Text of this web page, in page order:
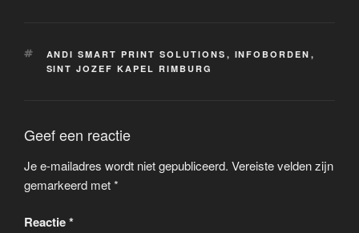
TAGS
ANDI SMART PRINT SOLUTIONS , INFOBORDEN ,
SINT JOZEF KAPEL RIMBURG
Geef een reactie
Je e-mailadres wordt niet gepubliceerd. Vereiste velden zijn
gemarkeerd met*
Reactie*